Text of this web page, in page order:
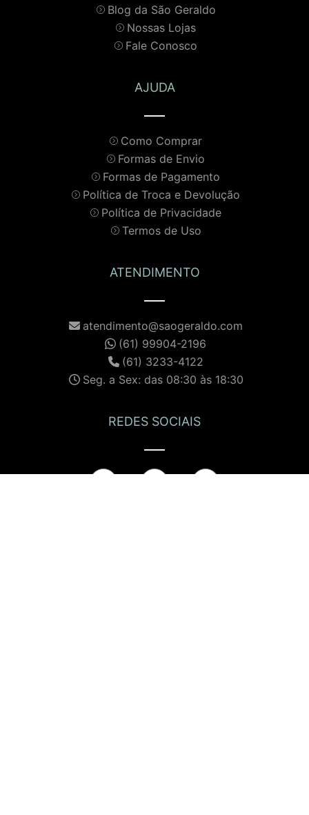
Blog da São Geraldo
Nossas Lojas
Fale Conosco
AJUDA
Como Comprar
Formas de Envio
Formas de Pagamento
Política de Troca e Devolução
Política de Privacidade
Termos de Uso
ATENDIMENTO
atendimento@saogeraldo.com
(61) 99904-2196
(61) 3233-4122
Seg. a Sex: das 08:30 às 18:30
REDES SOCIAIS